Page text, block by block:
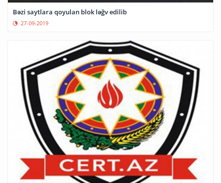
Bəzi saytlara qoyulan blok ləğv edilib
27-09-2019